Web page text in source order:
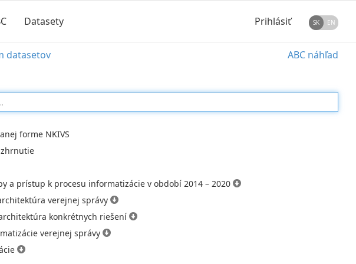
Datasety Prihlásiť SK EN
ABC náhľad
datasetov
forme NKIVS
a prístup k procesu informatizácie v období 2014 – 2020
verejnej správy
konkrétnych riešení
verejnej správy